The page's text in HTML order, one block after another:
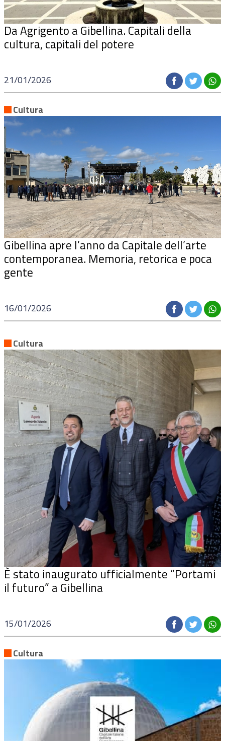
Da Agrigento a Gibellina. Capitali della
cultura, capitali del potere
21/01/2026
Cultura
Gibellina apre l’anno da Capitale dell’arte
contemporanea. Memoria, retorica e poca
gente
16/01/2026
Cultura
È stato inaugurato ufficialmente “Portami
il futuro” a Gibellina
15/01/2026
Cultura